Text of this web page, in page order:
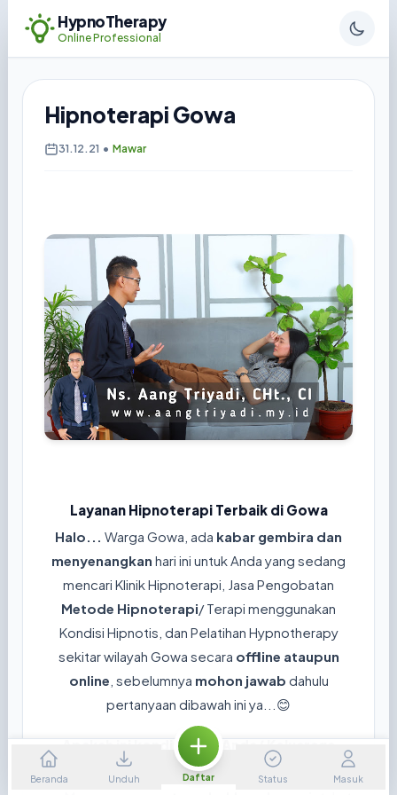
HypnoTherapy
Online Professional
Hipnoterapi Gowa
31.12.21 • Mawar
Layanan Hipnoterapi Terbaik di Gowa
Halo... Warga Gowa, ada kabar gembira dan
menyenangkan hari ini untuk Anda yang sedang
mencari Klinik Hipnoterapi, Jasa Pengobatan
Metode Hipnoterapi/ Terapi menggunakan
Kondisi Hipnotis, dan Pelatihan Hypnotherapy
sekitar wilayah Gowa secara offline ataupun
online , sebelumnya mohon jawab dahulu
pertanyaan dibawah ini ya...😊
Apakah ini kondisi yang Anda/ Keluaraga
rasakan sekarang?
Beranda Unduh Daftar Status Masuk